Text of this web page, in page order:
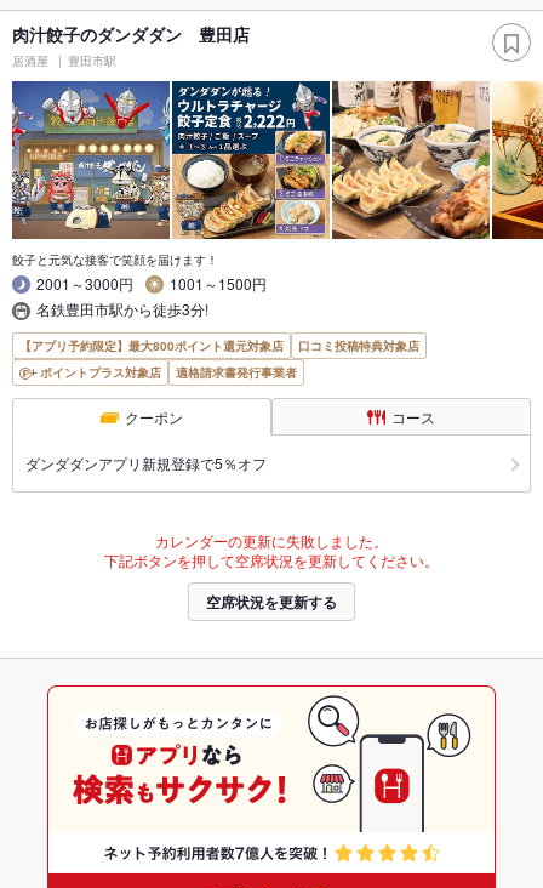
肉汁餃子のダンダダン 豊田店
居酒屋 豊田市駅
餃子と元気な接客で笑顔を届けます！
2001～3000円
1001～1500円
名鉄豊田市駅から徒歩3分!
【アプリ予約限定】最大800ポイント還元対象店
口コミ投稿特典対象店
ポイントプラス対象店
適格請求書発行事業者
クーポン コース
ダンダダンアプリ新規登録で5％オフ
カレンダーの更新に失敗しました。
下記ボタンを押して空席状況を更新してください。
空席状況を更新する